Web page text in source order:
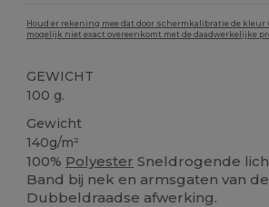
Houd er rekening mee dat door schermkalibratie de kleur
mogelijk niet exact overeenkomt met de daadwerkelijke
GEWICHT
100 g.
Gewicht
140g/m²
100% Polyester Sneldrogende
Band bij nek en armsgaten van
Dubbeldraadse afwerking.